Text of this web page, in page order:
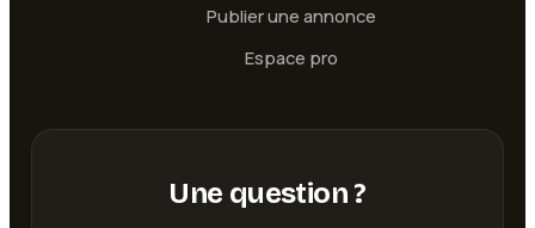
Publier une annonce
Espace pro
Une question ?